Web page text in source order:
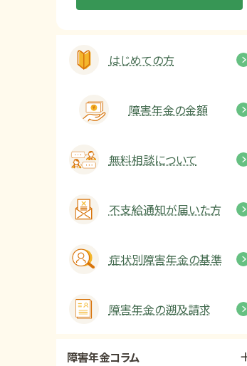
089-907-3797
はじめての方
障害年金の金額
無料相談について
不支給通知が届いた方
症状別障害年金の基準
障害年金の遡及請求
障害年金コラム